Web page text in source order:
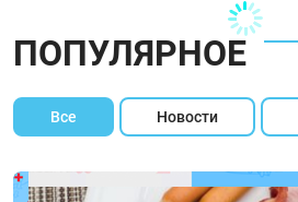
ПОПУЛЯРНОЕ
Все Новости